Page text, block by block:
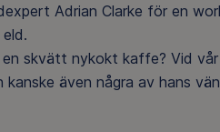
Adrian Clarke för en
en skvätt nykokt kaffe? Vid
kanske även några av hans